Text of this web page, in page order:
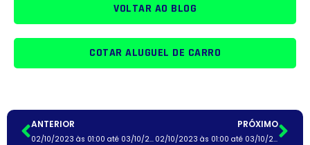
VOLTAR AO BLOG
COTAR ALUGUEL DE CARRO
ANTERIOR
02/10/2023 às 01:00 até 03/10/2023 às 01:00
PRÓXIMO
02/10/2023 às 01:00 até 03/10/2023 às 01:00